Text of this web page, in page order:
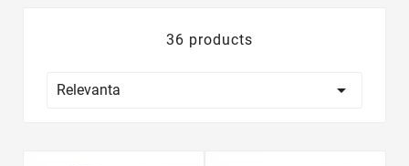
36 products
Relevanta 